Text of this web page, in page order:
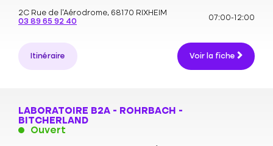
2C Rue de l'Aérodrome, 68170 RIXHEIM
03 89 65 92 40
07:00-12:00
Itinéraire Voir la fiche
LABORATOIRE B2A - ROHRBACH -
BITCHERLAND
Ouvert